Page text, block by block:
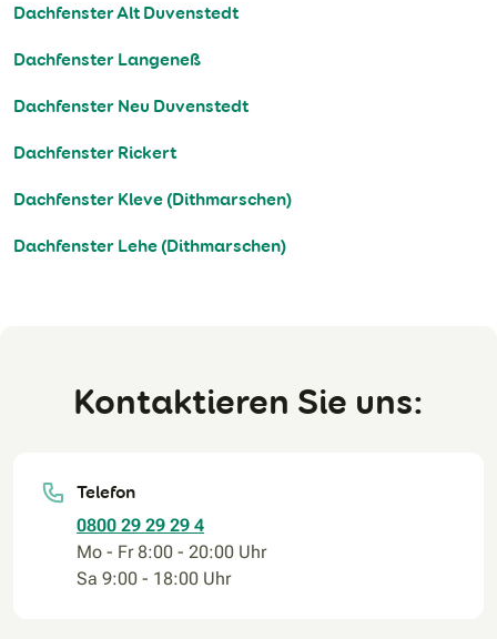
Dachfenster Alt Duvenstedt
Dachfenster Langeneß
Dachfenster Neu Duvenstedt
Dachfenster Rickert
Dachfenster Kleve (Dithmarschen)
Dachfenster Lehe (Dithmarschen)
Kontaktieren Sie uns:
Telefon
0800 29 29 29 4
Mo - Fr 8:00 - 20:00 Uhr
Sa 9:00 - 18:00 Uhr